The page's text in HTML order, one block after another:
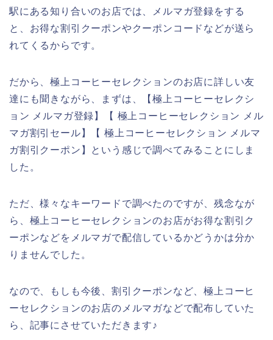
駅にある知り合いのお店では、メルマガ登録をする
と、お得な割引クーポンやクーポンコードなどが送ら
れてくるからです。
だから、極上コーヒーセレクションのお店に詳しい友
達にも聞きながら、まずは、【極上コーヒーセレクシ
ョン メルマガ登録】【 極上コーヒーセレクション メル
マガ割引セール】【 極上コーヒーセレクション メルマ
ガ割引クーポン】という感じで調べてみることにしま
した。
ただ、様々なキーワードで調べたのですが、残念なが
ら、極上コーヒーセレクションのお店がお得な割引ク
ーポンなどをメルマガで配信しているかどうかは分か
りませんでした。
なので、もしも今後、割引クーポンなど、極上コーヒ
ーセレクションのお店のメルマガなどで配布していた
ら、記事にさせていただきます♪